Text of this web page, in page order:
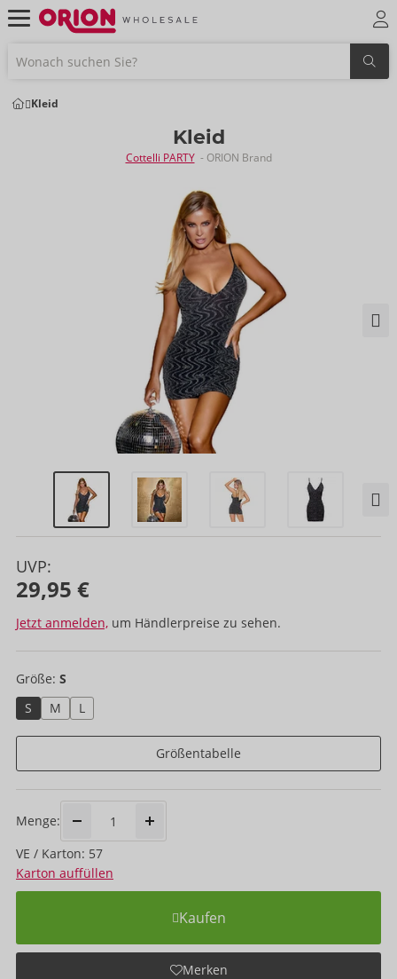
Kleid
Kleid
Cottelli PARTY - ORION Brand
UVP:
29,95 €
Jetzt anmelden, um Händlerpreise zu sehen.
Größe: S
S
M L
Größentabelle
Menge:
VE / Karton: 57
Karton auffüllen
Kaufen
Merken